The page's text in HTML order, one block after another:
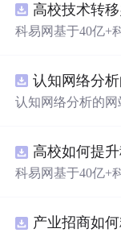
科易网基于40亿+
新领域的AI+数智
智能化发展。
认知网络分析的网
高校如何提
科易网基于40亿+
新领域的AI+数智